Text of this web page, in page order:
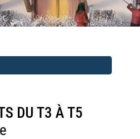
DU T3 À T5